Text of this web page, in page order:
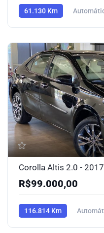
61.130 Km
Corolla Altis 2.0 -
R$99.000,00
116.814 Km